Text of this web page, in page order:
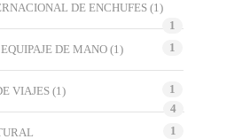
DE ENCHUFES (1)
1
DE MANO (1) 1
VIAJES (1)
1
4
1